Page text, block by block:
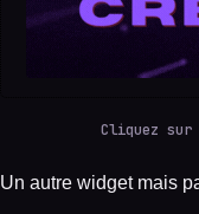
Cliquez sur
Un autre widget mais